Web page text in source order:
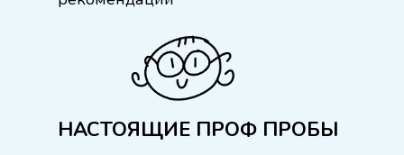
НАСТОЯЩИЕ ПРОФ ПРОБЫ